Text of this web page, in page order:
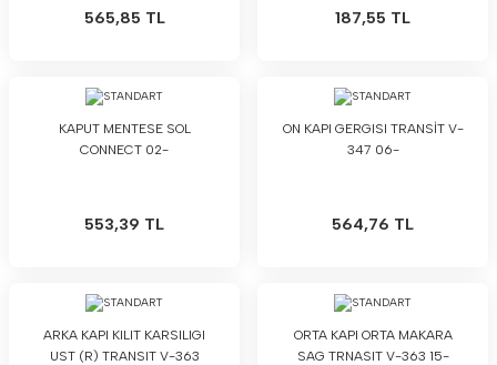
565,85 TL 187,55 TL
KAPUT MENTESE SOL
CONNECT 02-
553,39 TL
ON KAPI GERGISI TRANSİT V-
347 06-
564,76 TL
ARKA KAPI KILIT KARSILIGI
UST (R) TRANSIT V-363
ORTA KAPI ORTA MAKARA
SAG TRNASIT V-363 15-